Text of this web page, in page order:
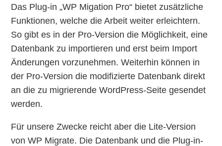
Das Plug-in „WP Migation Pro“ bietet zusätzliche
Funktionen, welche die Arbeit weiter erleichtern.
So gibt es in der Pro-Version die Möglichkeit, eine
Datenbank zu importieren und erst beim Import
Änderungen vorzunehmen. Weiterhin können in
der Pro-Version die modifizierte Datenbank direkt
an die zu migrierende WordPress-Seite gesendet
werden.
Für unsere Zwecke reicht aber die Lite-Version
von WP Migrate. Die Datenbank und die Plug-in-